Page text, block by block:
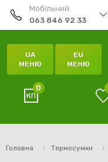
Мобільний:
063 846 92 33
UA
МЕНЮ
EU
МЕНЮ
0
Головна Термосумки